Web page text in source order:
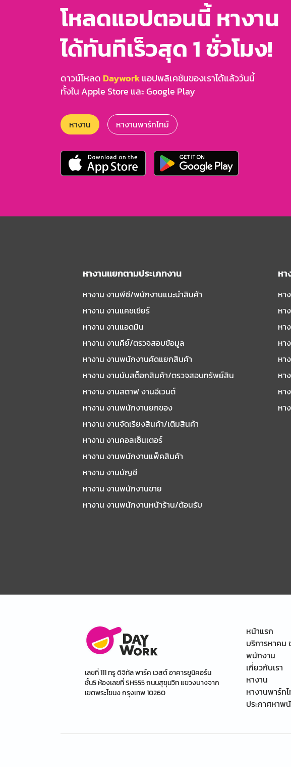
โหลดแอปตอนนี้ หางาน
ได้ทันทีเร็วสุด 1 ชั่วโมง!
ดาวน์โหลด Dayworkแอปพลิเคชันของเราได้แล้ววันนี้
ทั้งใน Apple Store และ Google Play
หางาน หางานพาร์ทไทม์
หางานแยกตามประเภทงาน
หางาน งานพีซี/พนักงานแนะนําสินค้า
หางาน งานแคชเชียร์
หางาน งานแอดมิน
หางาน งานคีย์/ตรวจสอบข้อมูล
หางาน งานพนักงานคัดแยกสินค้า
หางาน งานนับสต็อกสินค้า/ตรวจสอบทรัพย์สิน
หางาน งานสตาฟ งานอีเวนต์
หางาน งานพนักงานยกของ
หางาน งานจัดเรียงสินค้า/เติมสินค้า
หางาน งานคอลเซ็นเตอร์
หางาน งานพนักงานแพ็คสินค้า
หางาน งานบัญชี
หางาน งานพนักงานขาย
หางาน งานพนักงานหน้าร้าน/ต้อนรับ
หา
หา
หา
หา
หา
หา
หา
หา
หา
เลขที่ 111 ทรู ดิจิทัล พาร์ค เวสต์ อาคารยูนิคอร์น
ชั้น5 ห้องเลขที่ SH555 ถนนสุขุมวิท แขวงบางจาก
เขตพระโขนง กรุงเทพ 10260
หน้าแรก
บริการหาคน
พนักงาน
เกี่ยวกับเรา
หางาน
หางานพาร์ท
ประกาศหาพ